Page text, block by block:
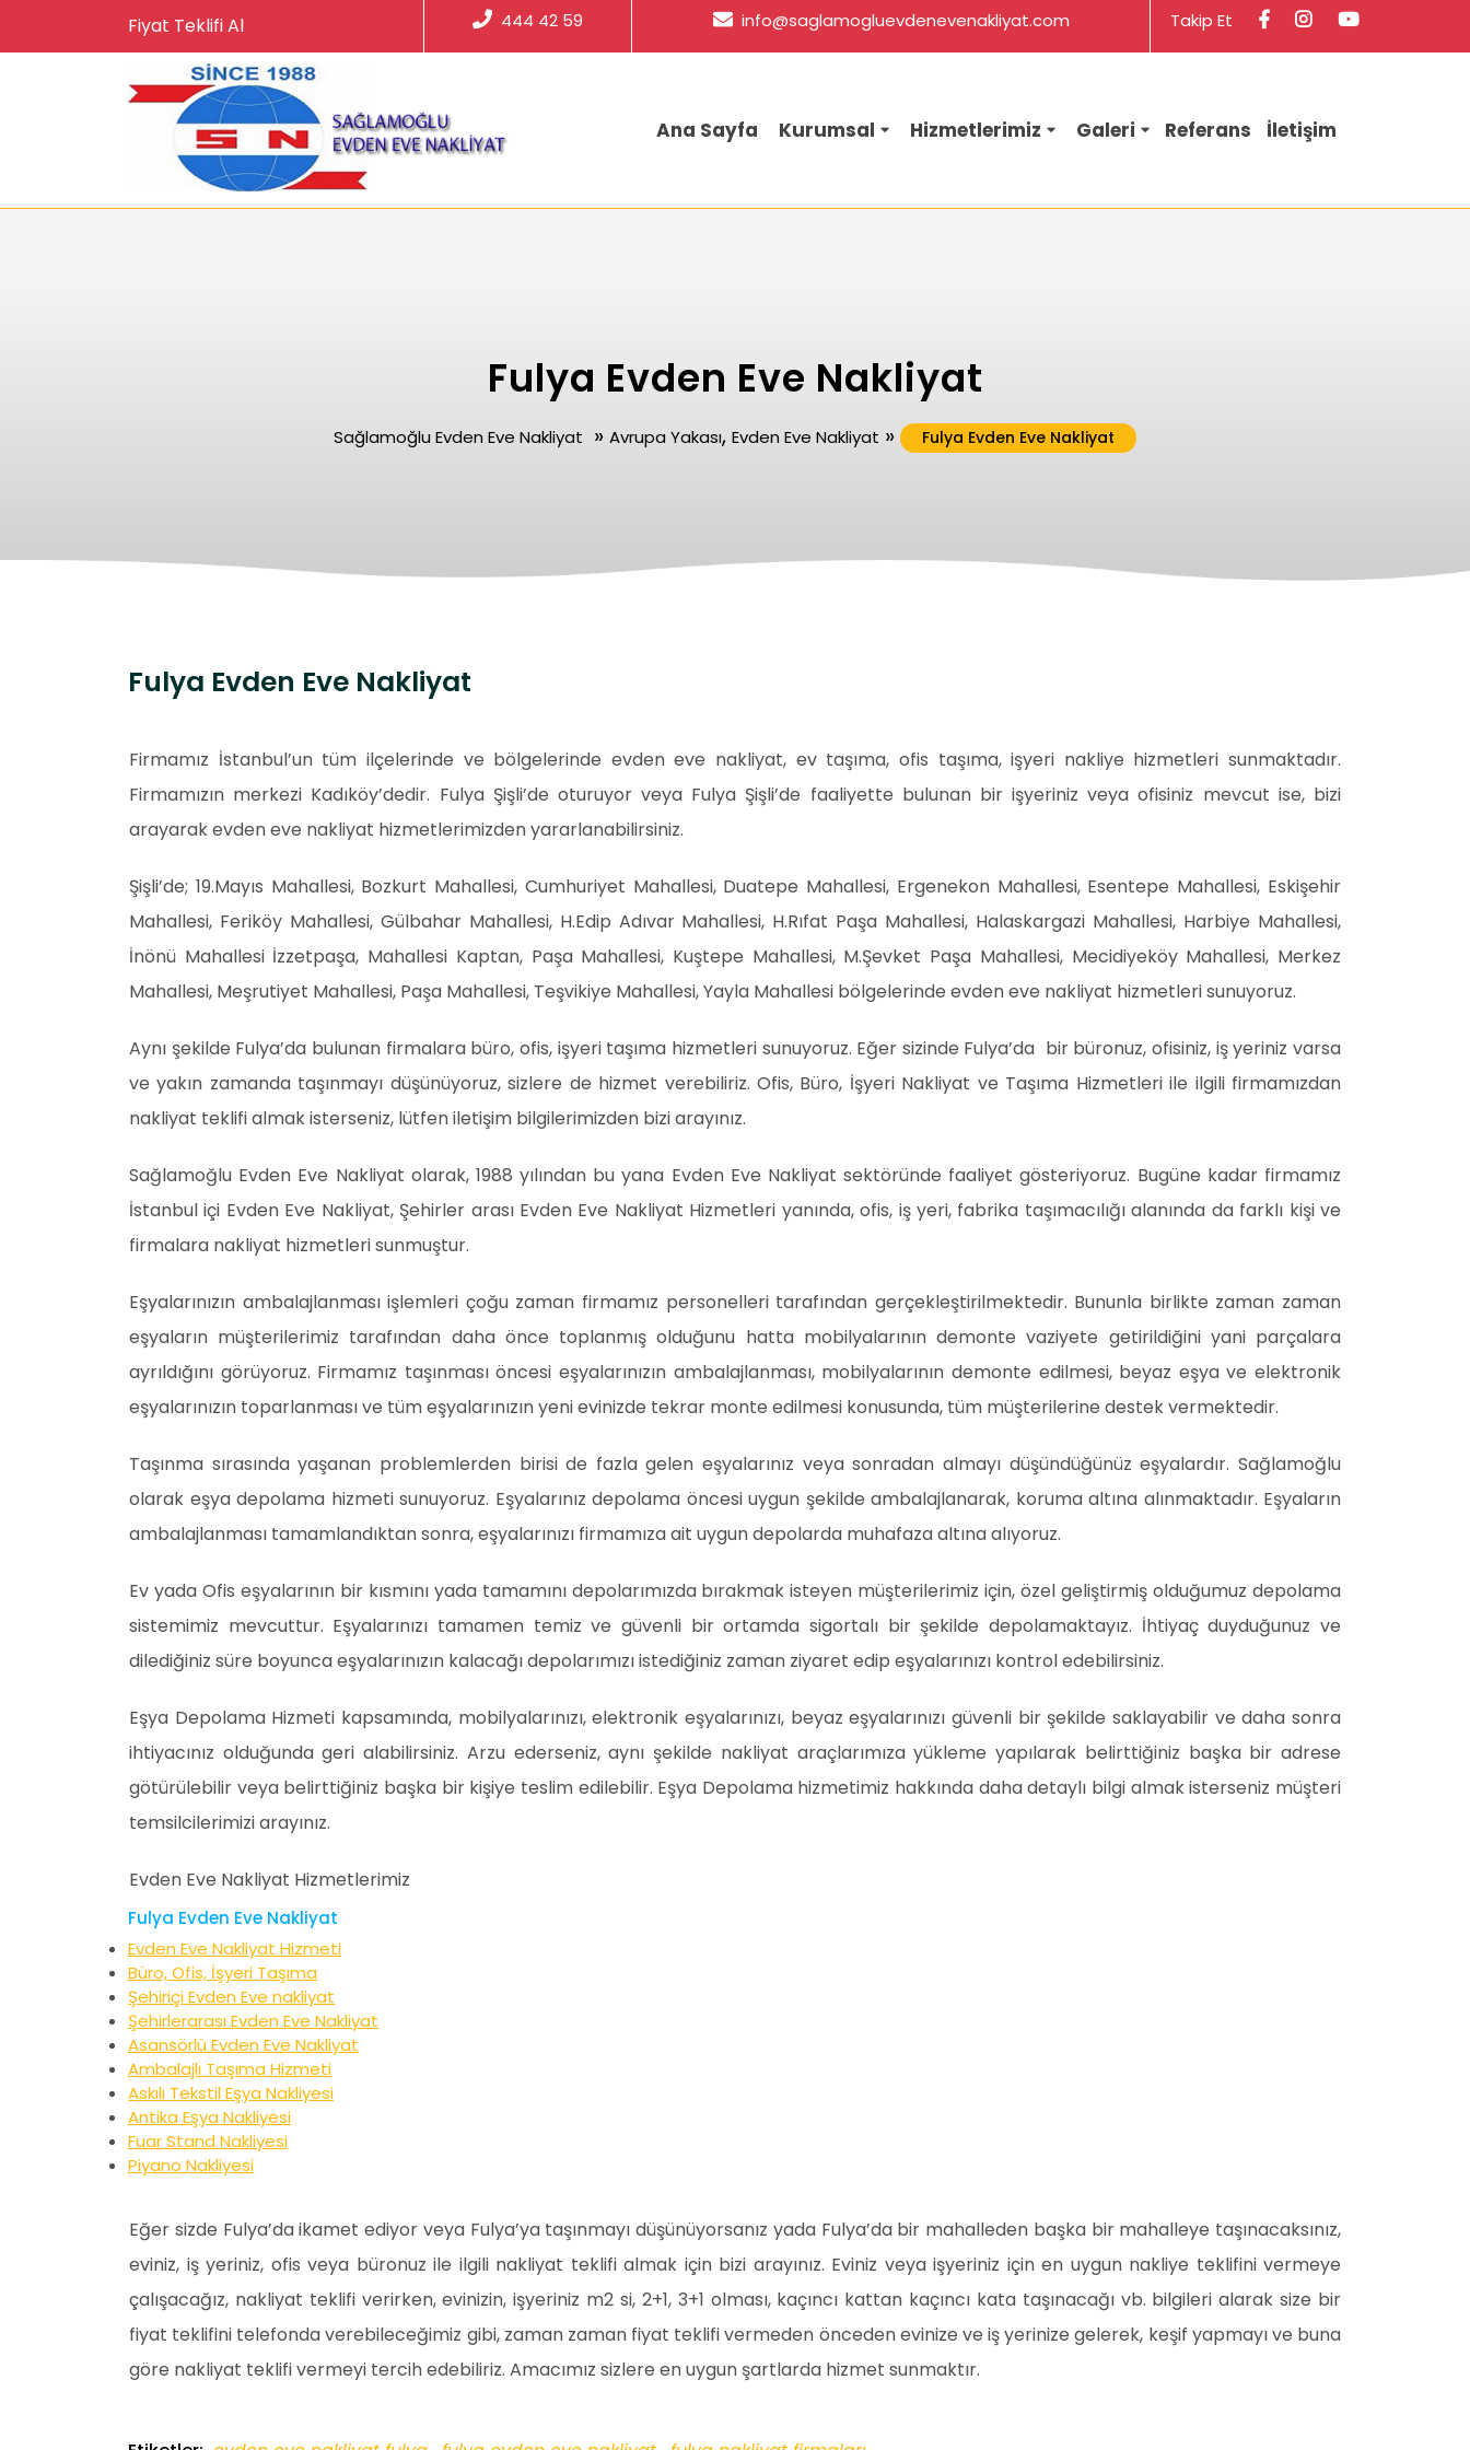
content
Fiyat Teklifi Al 444 42 59 info@saglamogluevdenevenakliyat.cominfo@saglamogluevdenevenakliyat.com
Takip Et FacebookInstagram
Ana Sayfa Kurumsal Hizmetlerimiz Galeri Referans İletişim
Fulya Evden Eve Nakliyat
Sağlamoğlu Evden Eve Nakliyat » Avrupa Yakası, Evden Eve Nakliyat » Fulya Evden Eve Nakliyat
Fulya Evden Eve Nakliyat
Firmamız İstanbul’un tüm ilçelerinde ve bölgelerinde evden eve nakliyat, ev taşıma, ofis taşıma, işyeri nakliye hizmetleri sunmaktadır.
Firmamızın merkezi Kadıköy’dedir. Fulya Şişli’de oturuyor veya Fulya Şişli’de faaliyette bulunan bir işyeriniz veya ofisiniz mevcut ise, bizi
arayarak evden eve nakliyat hizmetlerimizden yararlanabilirsiniz.
Şişli’de; 19.Mayıs Mahallesi, Bozkurt Mahallesi, Cumhuriyet Mahallesi, Duatepe Mahallesi, Ergenekon Mahallesi, Esentepe Mahallesi, Eskişehir
Mahallesi, Feriköy Mahallesi, Gülbahar Mahallesi, H.Edip Adıvar Mahallesi, H.Rıfat Paşa Mahallesi, Halaskargazi Mahallesi, Harbiye Mahallesi,
İnönü Mahallesi İzzetpaşa, Mahallesi Kaptan, Paşa Mahallesi, Kuştepe Mahallesi, M.Şevket Paşa Mahallesi, Mecidiyeköy Mahallesi, Merkez
Mahallesi, Meşrutiyet Mahallesi, Paşa Mahallesi, Teşvikiye Mahallesi, Yayla Mahallesi bölgelerinde evden eve nakliyat hizmetleri sunuyoruz.
Aynı şekilde Fulya’da bulunan firmalara büro, ofis, işyeri taşıma hizmetleri sunuyoruz. Eğer sizinde Fulya’da bir büronuz, ofisiniz, iş yeriniz varsa
ve yakın zamanda taşınmayı düşünüyoruz, sizlere de hizmet verebiliriz. Ofis, Büro, İşyeri Nakliyat ve Taşıma Hizmetleri ile ilgili firmamızdan
nakliyat teklifi almak isterseniz, lütfen iletişim bilgilerimizden bizi arayınız.
Sağlamoğlu Evden Eve Nakliyat olarak, 1988 yılından bu yana Evden Eve Nakliyat sektöründe faaliyet gösteriyoruz. Bugüne kadar firmamız
İstanbul içi Evden Eve Nakliyat, Şehirler arası Evden Eve Nakliyat Hizmetleri yanında, ofis, iş yeri, fabrika taşımacılığı alanında da farklı kişi ve
firmalara nakliyat hizmetleri sunmuştur.
Eşyalarınızın ambalajlanması işlemleri çoğu zaman firmamız personelleri tarafından gerçekleştirilmektedir. Bununla birlikte zaman zaman
eşyaların müşterilerimiz tarafından daha önce toplanmış olduğunu hatta mobilyalarının demonte vaziyete getirildiğini yani parçalara
ayrıldığını görüyoruz. Firmamız taşınması öncesi eşyalarınızın ambalajlanması, mobilyalarının demonte edilmesi, beyaz eşya ve elektronik
eşyalarınızın toparlanması ve tüm eşyalarınızın yeni evinizde tekrar monte edilmesi konusunda, tüm müşterilerine destek vermektedir.
Taşınma sırasında yaşanan problemlerden birisi de fazla gelen eşyalarınız veya sonradan almayı düşündüğünüz eşyalardır. Sağlamoğlu
olarak eşya depolama hizmeti sunuyoruz. Eşyalarınız depolama öncesi uygun şekilde ambalajlanarak, koruma altına alınmaktadır. Eşyaların
ambalajlanması tamamlandıktan sonra, eşyalarınızı firmamıza ait uygun depolarda muhafaza altına alıyoruz.
Ev yada Ofis eşyalarının bir kısmını yada tamamını depolarımızda bırakmak isteyen müşterilerimiz için, özel geliştirmiş olduğumuz depolama
sistemimiz mevcuttur. Eşyalarınızı tamamen temiz ve güvenli bir ortamda sigortalı bir şekilde depolamaktayız. İhtiyaç duyduğunuz ve
dilediğiniz süre boyunca eşyalarınızın kalacağı depolarımızı istediğiniz zaman ziyaret edip eşyalarınızı kontrol edebilirsiniz.
Eşya Depolama Hizmeti kapsamında, mobilyalarınızı, elektronik eşyalarınızı, beyaz eşyalarınızı güvenli bir şekilde saklayabilir ve daha sonra
ihtiyacınız olduğunda geri alabilirsiniz. Arzu ederseniz, aynı şekilde nakliyat araçlarımıza yükleme yapılarak belirttiğiniz başka bir adrese
götürülebilir veya belirttiğiniz başka bir kişiye teslim edilebilir. Eşya Depolama hizmetimiz hakkında daha detaylı bilgi almak isterseniz müşteri
temsilcilerimizi arayınız.
Evden Eve Nakliyat Hizmetlerimiz
Fulya Evden Eve Nakliyat
Evden Eve Nakliyat Hizmeti
Büro, Ofis, İşyeri Taşıma
Şehiriçi Evden Eve nakliyat
Şehirlerarası Evden Eve Nakliyat
Asansörlü Evden Eve Nakliyat
Ambalajlı Taşıma Hizmeti
Askılı Tekstil Eşya Nakliyesi
Antika Eşya Nakliyesi
Fuar Stand Nakliyesi
Piyano Nakliyesi
Eğer sizde Fulya’da ikamet ediyor veya Fulya’ya taşınmayı düşünüyorsanız yada Fulya’da bir mahalleden başka bir mahalleye taşınacaksınız,
eviniz, iş yeriniz, ofis veya büronuz ile ilgili nakliyat teklifi almak için bizi arayınız. Eviniz veya işyeriniz için en uygun nakliye teklifini vermeye
çalışacağız, nakliyat teklifi verirken, evinizin, işyeriniz m2 si, 2+1, 3+1 olması, kaçıncı kattan kaçıncı kata taşınacağı vb. bilgileri alarak size bir
fiyat teklifini telefonda verebileceğimiz gibi, zaman zaman fiyat teklifi vermeden önceden evinize ve iş yerinize gelerek, keşif yapmayı ve buna
göre nakliyat teklifi vermeyi tercih edebiliriz. Amacımız sizlere en uygun şartlarda hizmet sunmaktır.